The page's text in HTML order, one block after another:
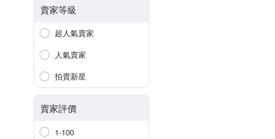
賣家等級
超人氣賣家
人氣賣家
拍賣新星
賣家評價
1-100